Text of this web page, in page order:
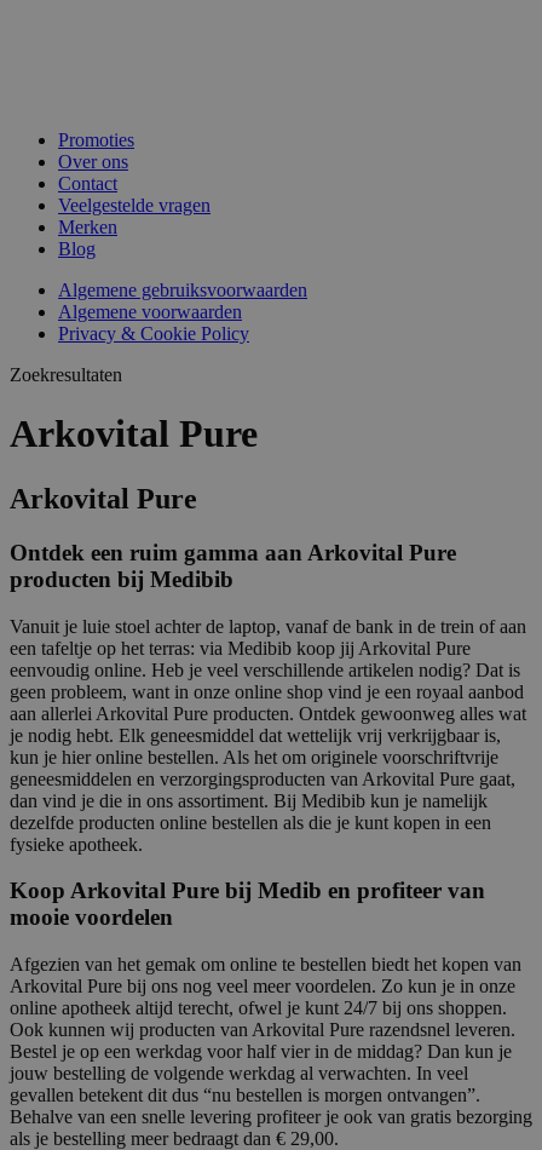
Promoties
Over ons
Contact
Veelgestelde vragen
Merken
Blog
Algemene gebruiksvoorwaarden
Algemene voorwaarden
Privacy & Cookie Policy
Zoekresultaten
Arkovital Pure
Arkovital Pure
Ontdek een ruim gamma aan Arkovital Pure
producten bij Medibib
Vanuit je luie stoel achter de laptop, vanaf de bank in de trein of aan
een tafeltje op het terras: via Medibib koop jij Arkovital Pure
eenvoudig online. Heb je veel verschillende artikelen nodig? Dat is
geen probleem, want in onze online shop vind je een royaal aanbod
aan allerlei Arkovital Pure producten. Ontdek gewoonweg alles wat
je nodig hebt. Elk geneesmiddel dat wettelijk vrij verkrijgbaar is,
kun je hier online bestellen. Als het om originele voorschriftvrije
geneesmiddelen en verzorgingsproducten van Arkovital Pure gaat,
dan vind je die in ons assortiment. Bij Medibib kun je namelijk
dezelfde producten online bestellen als die je kunt kopen in een
fysieke apotheek.
Koop Arkovital Pure bij Medib en profiteer van
mooie voordelen
Afgezien van het gemak om online te bestellen biedt het kopen van
Arkovital Pure bij ons nog veel meer voordelen. Zo kun je in onze
online apotheek altijd terecht, ofwel je kunt 24/7 bij ons shoppen.
Ook kunnen wij producten van Arkovital Pure razendsnel leveren.
Bestel je op een werkdag voor half vier in de middag? Dan kun je
jouw bestelling de volgende werkdag al verwachten. In veel
gevallen betekent dit dus “nu bestellen is morgen ontvangen”.
Behalve van een snelle levering profiteer je ook van gratis bezorging
als je bestelling meer bedraagt dan € 29,00.